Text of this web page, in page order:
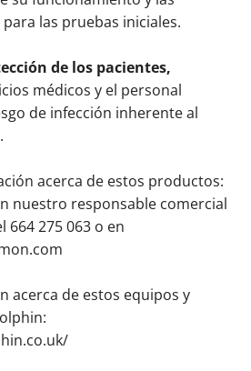
las pruebas iniciales.
de los pacientes,
médicos y el personal
de infección inherente al
acerca de estos productos:
nuestro responsable comercial
664 275 063 o en
acerca de estos equipos y